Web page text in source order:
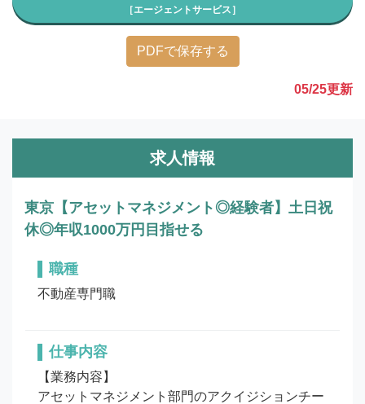
［エージェントサービス］
PDFで保存する
05/25更新
求人情報
東京【アセットマネジメント◎経験者】土日祝
休◎年収1000万円目指せる
職種
不動産専門職
仕事内容
【業務内容】
アセットマネジメント部門のアクイジションチー